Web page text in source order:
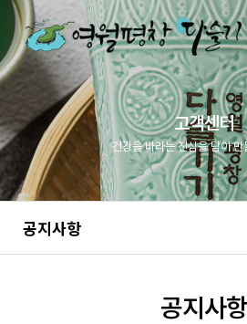
고객센터
건강을 바라는 진심을 담아 만
공지사항
공지사항